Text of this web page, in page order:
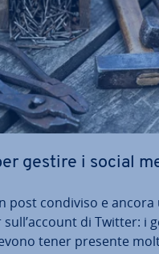
gestire i social
post condiviso e
di Twitter: i
tener presente